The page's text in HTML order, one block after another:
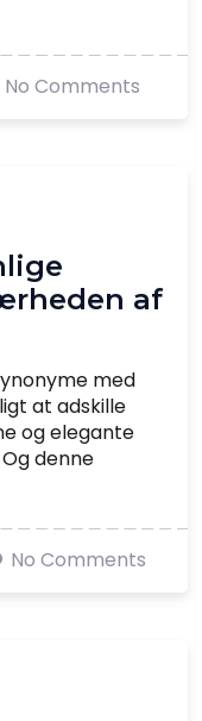
No Comments
af
med
at adskille
og elegante
denne
No Comments